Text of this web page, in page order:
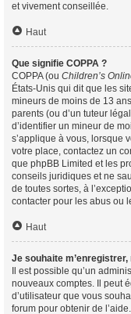
et vivement conseillée.
Haut
Que signifie COPPA ?
COPPA (ou Children’s
États-Unis qui dit que les
mineurs de moins de 13
parents (ou d’un tuteur
d’identifier un mineur de
s’applique à vous, lorsque
votre place, contactez un
que phpBB Limited et les
conseils juridiques et ne
de toutes sortes, à
contacter pour les abus ou
Haut
Je souhaite
Il est possible qu’un
nouveaux comptes. Il peut
d’utilisateur que vous
forum pour obtenir de l’aide.